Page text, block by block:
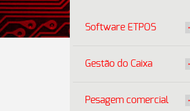
Software ETPOS
Gestão do Caixa
Pesagem comercial